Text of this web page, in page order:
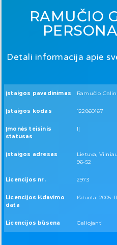
RAMUČIO
Detali informacija apie
Įstaigos pavadinimas Ramučio
Įstaigos kodas 122860167
Įmonės teisinis
statusas
IĮ
Įstaigos adresas
Lietuva,
96-52
Licencijos nr. 2973
Licencijos išdavimo
data
Išduota: 2005-
Licencijos būsena Galiojanti